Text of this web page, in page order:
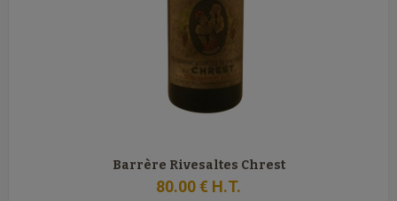
Barrère Rivesaltes Chrest
80.00€ H.T.